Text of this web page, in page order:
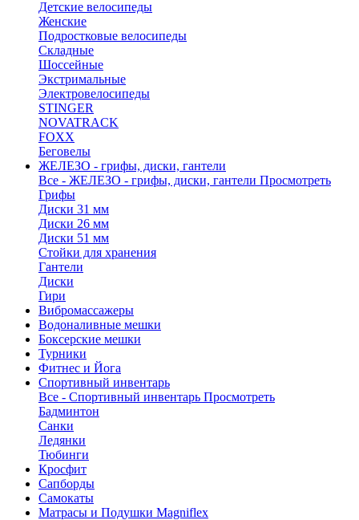
Детские велосипеды
Женские
Подростковые велосипеды
Складные
Шоссейные
Экстримальные
Электровелосипеды
STINGER
NOVATRACK
FOXX
Беговелы
ЖЕЛЕЗО - грифы, диски, гантели
Все - ЖЕЛЕЗО - грифы, диски, гантели Просмотреть
Грифы
Диски 31 мм
Диски 26 мм
Диски 51 мм
Стойки для хранения
Гантели
Диски
Гири
Вибромассажеры
Водоналивные мешки
Боксерские мешки
Турники
Фитнес и Йога
Спортивный инвентарь
Все - Спортивный инвентарь Просмотреть
Бадминтон
Санки
Ледянки
Тюбинги
Кросфит
Сапборды
Самокаты
Матрасы и Подушки Magniflex